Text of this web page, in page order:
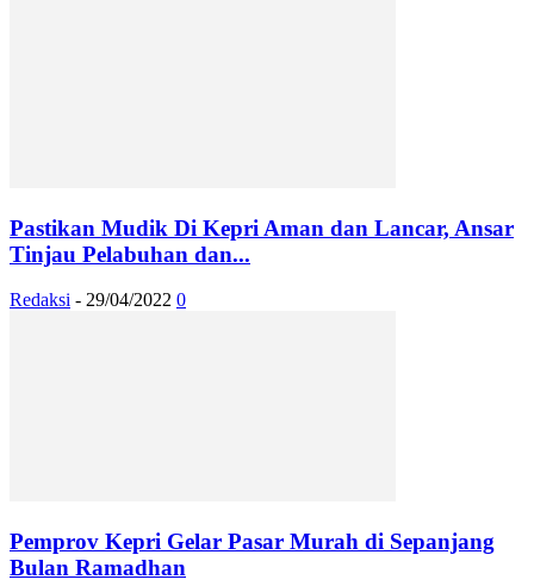
Pastikan Mudik Di Kepri Aman dan Lancar, Ansar
Tinjau Pelabuhan dan...
Redaksi - 29/04/2022 0
Pemprov Kepri Gelar Pasar Murah di Sepanjang
Bulan Ramadhan